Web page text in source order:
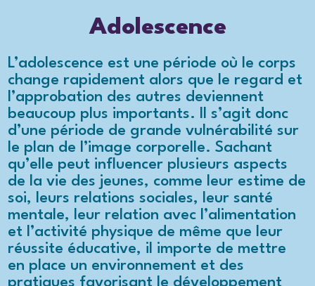
Adolescence
L’adolescence est une période où le corps
change rapidement alors que le regard et
l’approbation des autres deviennent
beaucoup plus importants. Il s’agit donc
d’une période de grande vulnérabilité sur
le plan de l’image corporelle. Sachant
qu’elle peut influencer plusieurs aspects
de la vie des jeunes, comme leur estime de
soi, leurs relations sociales, leur santé
mentale, leur relation avec l’alimentation
et l’activité physique de même que leur
réussite éducative, il importe de mettre
en place un environnement et des
pratiques favorisant le développement